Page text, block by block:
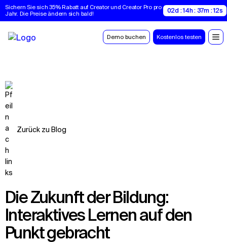
Sichern Sie sich 35% Rabatt auf Creator und Creator Pro pro
Jahr. Die Preise ändern sich bald!
02d : 14h : 37m : 11s
Demo buchen Kostenlos testen
Zurück zu Blog
Die Zukunft der Bildung:
Interaktives Lernen auf den
Punkt gebracht